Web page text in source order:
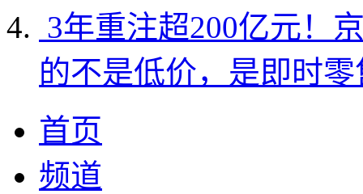
3年重注超200亿元！
的不是低价，是即时
首页
频道